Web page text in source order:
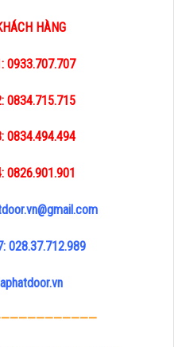
HÀNG
0933.707.707
0834.715.715
0834.494.494
0826.901.901
028.37.712.989